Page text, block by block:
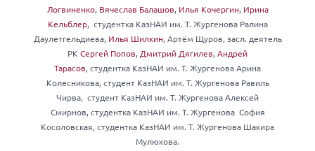
Логвиненко, Вячеслав Балашов, Илья Кочергин, Ирина
Кельблер, студентка КазНАИ им. Т. Жургенова Ралина
Даулетгельдиева, Илья Шилкин, Артём Щуров, засл. деятель
РК Сергей Попов, Дмитрий Дягилев, Андрей
Тарасов, студентка КазНАИ им. Т. Жургенова Арина
Колесникова, студент КазНАИ им. Т. Жургенова Равиль
Чирва, студент КазНАИ им. Т. Жургенова Алексей
Смирнов, студентка КазНАИ им. Т. Жургенова София
Косоловская, студентка КазНАИ им. Т. Жургенова Шакира
Мулюкова.